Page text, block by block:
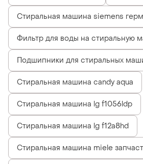
Стиральная машина siemens
Фильтр для воды на стиральную
Подшипники для стиральных
Стиральная машина candy aqua
Стиральная машина lg f1056ldp
Стиральная машина lg f12a8hd
Стиральная машина miele